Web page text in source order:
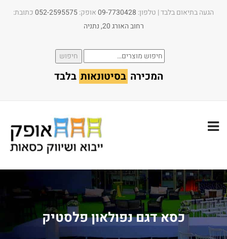
הגעה בתיאום בלבד | טלפון:​ 09-7730428אופק:052-2595575כתובת:
רחוב האורג 20, נתניה
חיפוש
עבור:
חיפוש
המכירה בסיטונאות בלבד
כסא דגם נפולאון פלסטיק